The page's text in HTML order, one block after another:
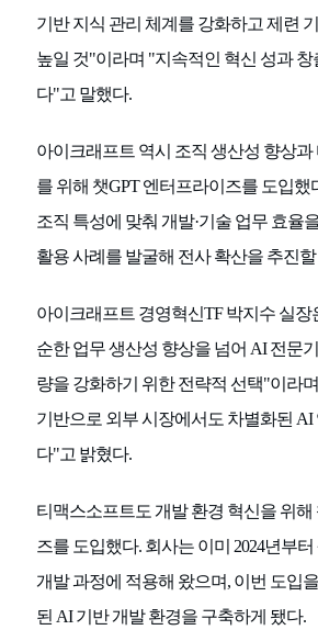
기반 지식 관리 체계를 강화하고 제련
높일 것"이라며 "지속적인 혁신 성과 창
다"고 말했다.
아이크래프트 역시 조직 생산성 향상
를 위해 챗GPT 엔터프라이즈를 도입했
조직 특성에 맞춰 개발·기술 업무 효율
활용 사례를 발굴해 전사 확산을 추진
아이크래프트 경영혁신TF 박지수 실장
순한 업무 생산성 향상을 넘어 AI 전문
량을 강화하기 위한 전략적 선택"이라
기반으로 외부 시장에서도 차별화된 AI
다"고 밝혔다.
티맥스소프트도 개발 환경 혁신을 위해
즈를 도입했다. 회사는 이미 2024년부
개발 과정에 적용해 왔으며, 이번 도입
된 AI 기반 개발 환경을 구축하게 됐다.